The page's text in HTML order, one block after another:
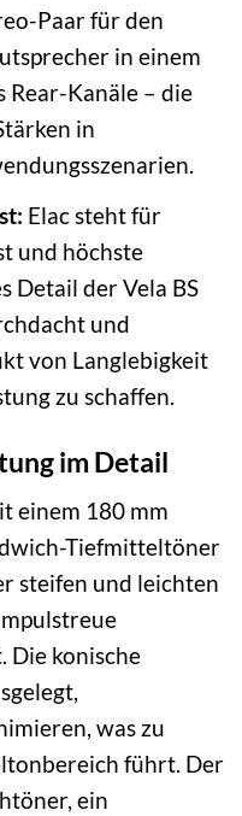
Paar für den
in einem
Rear-Kanäle – die
in
Elac steht für
und höchste
Detail der Vela BS
und
von Langlebigkeit
zu schaffen.
im Detail
einem 180 mm
Tiefmitteltöner
steifen und leichten
Die konische
was zu
führt. Der
ein